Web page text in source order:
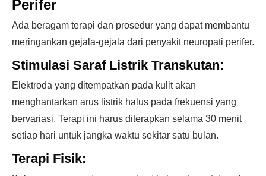
Perifer
Ada beragam terapi dan prosedur yang dapat membantu
meringankan gejala-gejala dari penyakit neuropati perifer.
Stimulasi Saraf Listrik Transkutan:
Elektroda yang ditempatkan pada kulit akan
menghantarkan arus listrik halus pada frekuensi yang
bervariasi. Terapi ini harus diterapkan selama 30 menit
setiap hari untuk jangka waktu sekitar satu bulan.
Terapi Fisik: